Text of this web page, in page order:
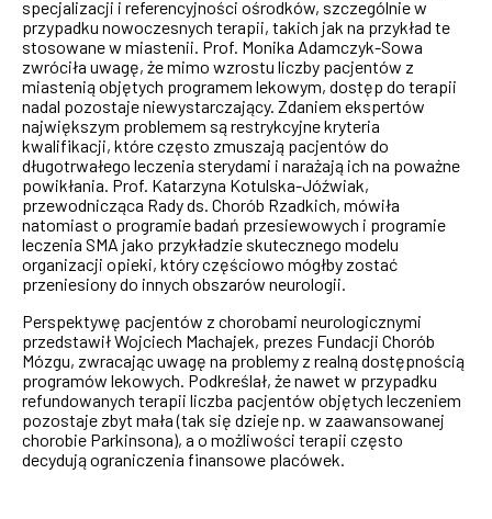
specjalizacji i referencyjności ośrodków, szczególnie w
przypadku nowoczesnych terapii, takich jak na przykład te
stosowane w miastenii. Prof. Monika Adamczyk-Sowa
zwróciła uwagę, że mimo wzrostu liczby pacjentów z
miastenią objętych programem lekowym, dostęp do terapii
nadal pozostaje niewystarczający. Zdaniem ekspertów
największym problemem są restrykcyjne kryteria
kwalifikacji, które często zmuszają pacjentów do
długotrwałego leczenia sterydami i narażają ich na poważne
powikłania. Prof. Katarzyna Kotulska-Jóźwiak,
przewodnicząca Rady ds. Chorób Rzadkich, mówiła
natomiast o programie badań przesiewowych i programie
leczenia SMA jako przykładzie skutecznego modelu
organizacji opieki, który częściowo mógłby zostać
przeniesiony do innych obszarów neurologii.
Perspektywę pacjentów z chorobami neurologicznymi
przedstawił Wojciech Machajek, prezes Fundacji Chorób
Mózgu, zwracając uwagę na problemy z realną dostępnością
programów lekowych. Podkreślał, że nawet w przypadku
refundowanych terapii liczba pacjentów objętych leczeniem
pozostaje zbyt mała (tak się dzieje np. w zaawansowanej
chorobie Parkinsona), a o możliwości terapii często
decydują ograniczenia finansowe placówek.